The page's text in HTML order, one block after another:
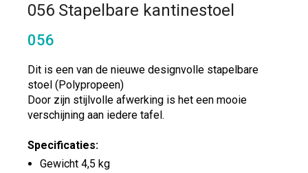
056 Stapelbare kantinestoel
056
Dit is een van de nieuwe designvolle stapelbare
stoel (Polypropeen)
Door zijn stijlvolle afwerking is het een mooie
verschijning aan iedere tafel.
Specificaties:
Gewicht 4,5 kg